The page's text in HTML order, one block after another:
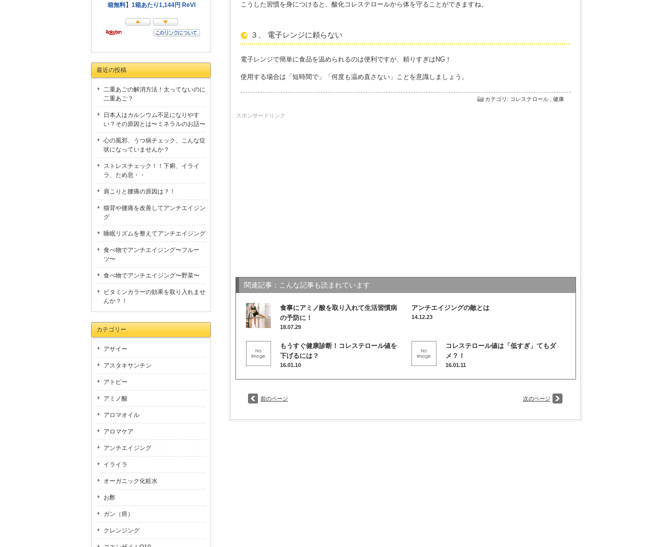
こうした習慣を身につけると、酸化コレステロールから体を守ることができますね。
３、 電子レンジに頼らない
電子レンジで簡単に食品を温められるのは便利ですが、頼りすぎはNG！
使用する場合は「短時間で」「何度も温め直さない」ことを意識しましょう。
カテゴリ : コレステロール 健康
スポンサードリンク
関連記事：こんな記事も読まれています
食事にアミノ酸を取り入れて生活習慣病
の予防に！
18.07.29
アンチエイジングの敵とは
14.12.23
もうすぐ健康診断！コレステロール値を
下げるには？
16.01.10
コレステロール値は「低すぎ」てもダ
メ？！
16.01.11
前のページ 次のページ
最近の投稿
二重あごの解消方法！太ってないのに
二重あご？
日本人はカルシウム不足になりやす
い？その原因とは〜ミネラルのお話〜
心の風邪、うつ病チェック、こんな症
状になっていませんか？
ストレスチェック！！下痢、イライ
ラ、ため息・・
肩こりと腰痛の原因は？！
猫背や腰痛を改善してアンチエイジン
グ
睡眠リズムを整えてアンチエイジング
食べ物でアンチエイジング〜フルー
ツ〜
食べ物でアンチエイジング〜野菜〜
ビタミンカラーの効果を取り入れませ
んか？！
カテゴリー
アサイー
アスタキサンチン
アトピー
アミノ酸
アロマオイル
アロマケア
アンチエイジング
イライラ
オーガニック化粧水
お酢
ガン（癌）
クレンジング